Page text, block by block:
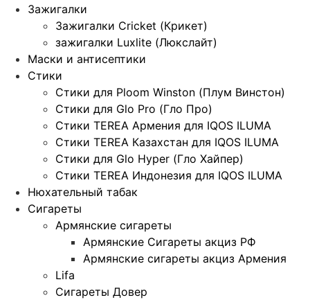
Зажигалки
Зажигалки Cricket (Крикет)
зажигалки Luxlite (Люкслайт)
Маски и антисептики
Стики
Стики для Ploom Winston (Плум Винстон)
Стики для Glo Pro (Гло Про)
Стики TEREA Армения для IQOS ILUMA
Стики TEREA Казахстан для IQOS ILUMA
Стики для Glo Hyper (Гло Хайпер)
Стики TEREA Индонезия для IQOS ILUMA
Нюхательный табак
Сигареты
Армянские сигареты
Армянские Сигареты акциз РФ
Армянские сигареты акциз Армения
Lifa
Сигареты Довер